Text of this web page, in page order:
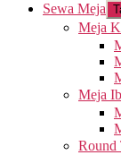
Sewa Meja
Meja
Meja
Round